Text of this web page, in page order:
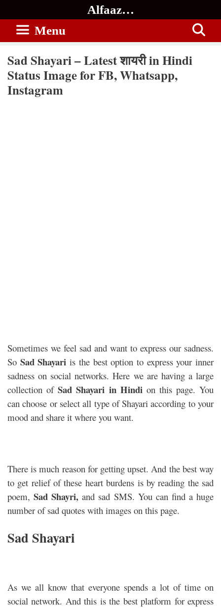
to
content
Alfaaz…
Menu
Sad Shayari – Latest शायरी in Hindi
Status Image for FB, Whatsapp,
Instagram
Sometimes we feel sad and want to express our sadness.
So Sad Shayari is the best option to express your inner
sadness on social networks. Here we are having a large
collection of Sad Shayari in Hindi on this page. You
can choose or select all type of Shayari according to your
mood and share it where you want.
There is much reason for getting upset. And the best way
to get relief of these heart burdens is by reading the sad
poem,Sad Shayri,and sad SMS. You can find a huge
number of sad quotes with images on this page.
Sad Shayari
As we all know that everyone spends a lot of time on
social network. And this is the best platform for express